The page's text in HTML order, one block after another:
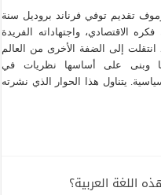
حاوره جوليان لوموف تقديم توفي فرناند بروديل سنة
الاقتصادي، واجتهاداته الفريدة
انتقلت إلى الضفة الأخرى من العالم
وبنى على أساسها نظريات في
يتناول هذا الحوار الذي نشرته
اللغة العربية؟